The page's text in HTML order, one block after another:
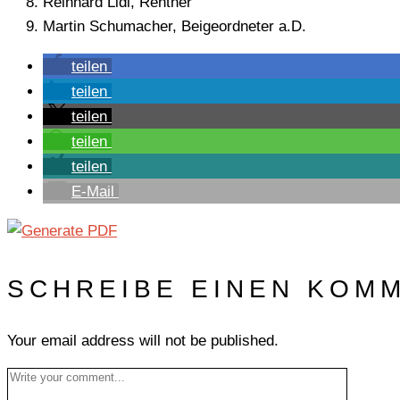
Martin Schumacher, Beigeordneter a.D.
teilen
teilen
teilen
teilen
teilen
E-Mail
SCHREIBE EINEN
Your email address will not be published.